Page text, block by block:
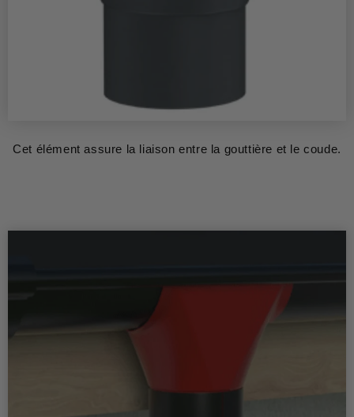
Cet élément assure la liaison entre la gouttière et le coude.